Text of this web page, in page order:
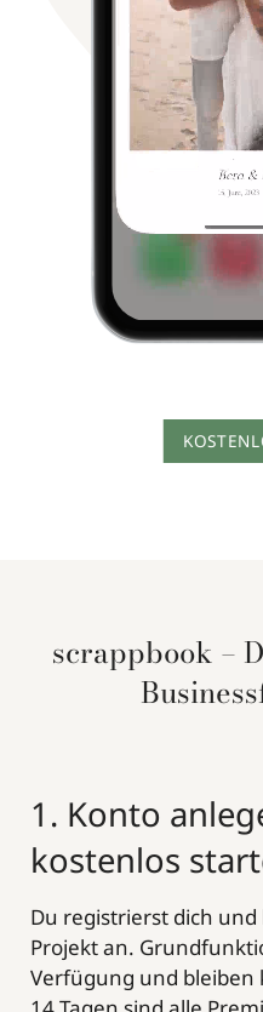
scrappbook –
1. Konto
kostenlos
Du registrierst dich
Projekt an.
Verfügung und bleiben